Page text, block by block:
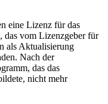
Lizenz für das
das vom Lizenzgeber für
als Aktualisierung
Nach der
das das
nicht mehr